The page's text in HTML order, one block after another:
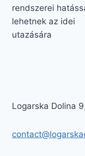
rendszerei
lehetnek az idei
utazására
Logarska Dolina